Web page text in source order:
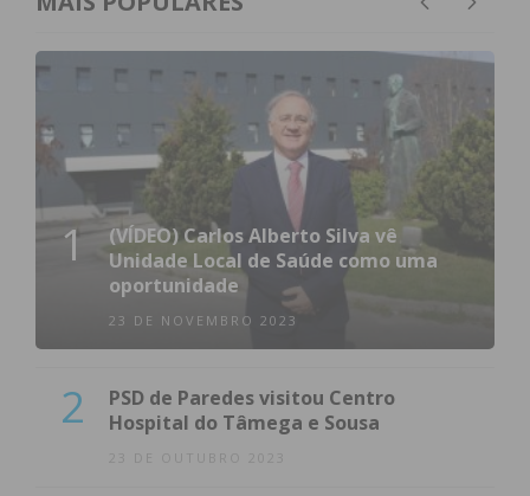
1
(VÍDEO) Carlos Alberto Silva vê
Unidade Local de Saúde como uma
oportunidade
23 DE NOVEMBRO 2023
2
PSD de Paredes visitou Centro
Hospital do Tâmega e Sousa
23 DE OUTUBRO 2023